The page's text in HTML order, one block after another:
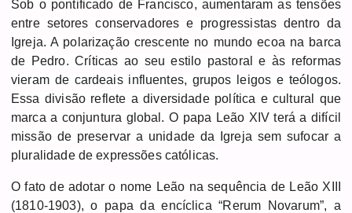
Sob o pontificado de Francisco, aumentaram as tensões
entre setores conservadores e progressistas dentro da
Igreja. A polarização crescente no mundo ecoa na barca
de Pedro. Críticas ao seu estilo pastoral e às reformas
vieram de cardeais influentes, grupos leigos e teólogos.
Essa divisão reflete a diversidade política e cultural que
marca a conjuntura global. O papa Leão XIV terá a difícil
missão de preservar a unidade da Igreja sem sufocar a
pluralidade de expressões católicas.
O fato de adotar o nome Leão na sequência de Leão XIII
(1810-1903), o papa da encíclica “Rerum Novarum”, a